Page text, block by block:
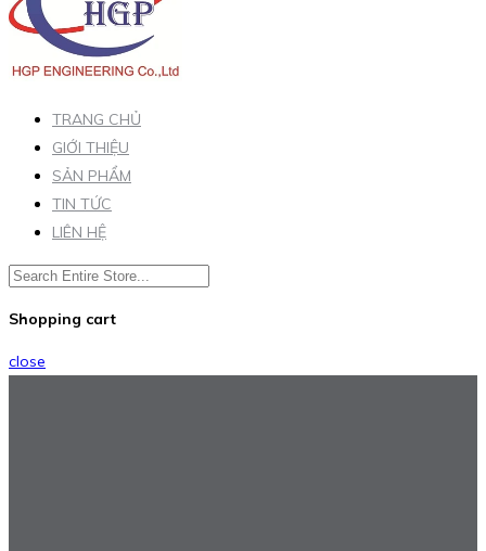
TRANG CHỦ
GIỚI THIỆU
SẢN PHẨM
TIN TỨC
LIÊN HỆ
Shopping cart
close